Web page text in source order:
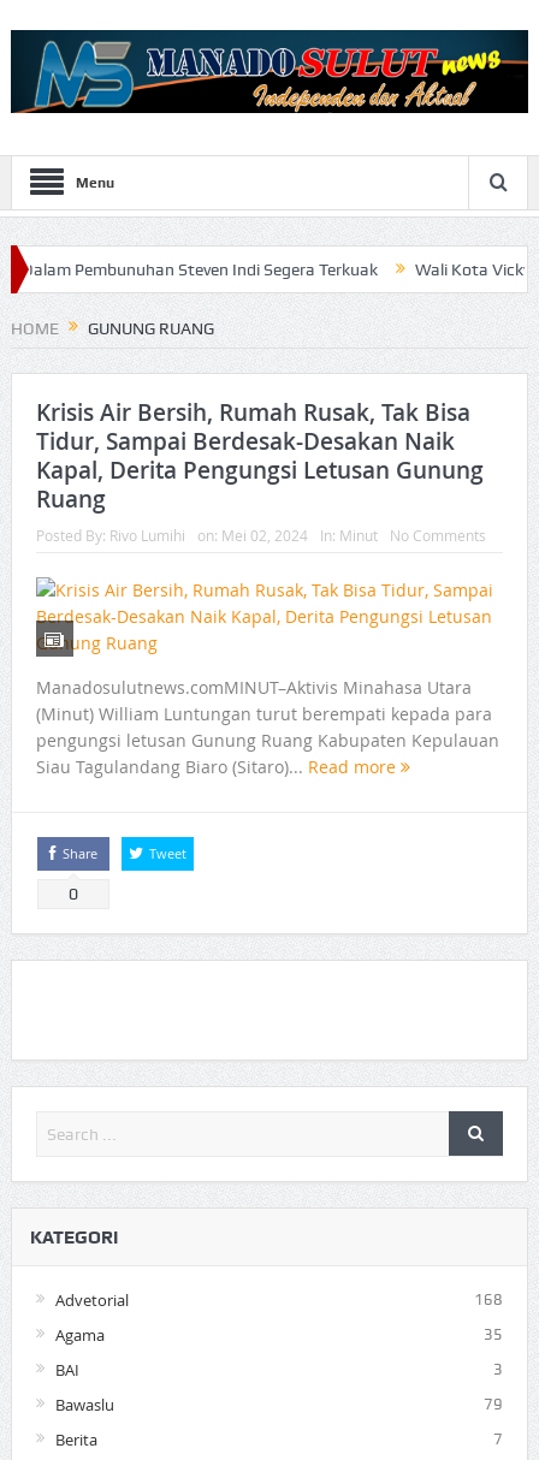
Menu
Steven Indi Segera Terkuak Wali Kota Vicky Lumentut
HOME GUNUNG RUANG
Krisis Air Bersih, Rumah Rusak, Tak Bisa
Tidur, Sampai Berdesak-Desakan Naik
Kapal, Derita Pengungsi Letusan Gunung
Ruang
Posted By: Rivo Lumihi on: Mei 02, 2024 In: Minut No Comments
Manadosulutnews.comMINUT–Aktivis Minahasa Utara
(Minut) William Luntungan turut berempati kepada para
pengungsi letusan Gunung Ruang Kabupaten Kepulauan
Siau Tagulandang Biaro (Sitaro)... Read more
Share
0
Tweet
KATEGORI
Advetorial 168
Agama 35
BAI 3
Bawaslu 79
Berita 7